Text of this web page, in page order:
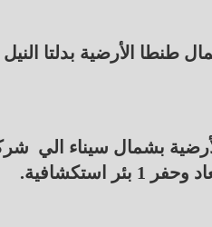
طنطا الأرضية بدلتا
بشمال سيناء الي